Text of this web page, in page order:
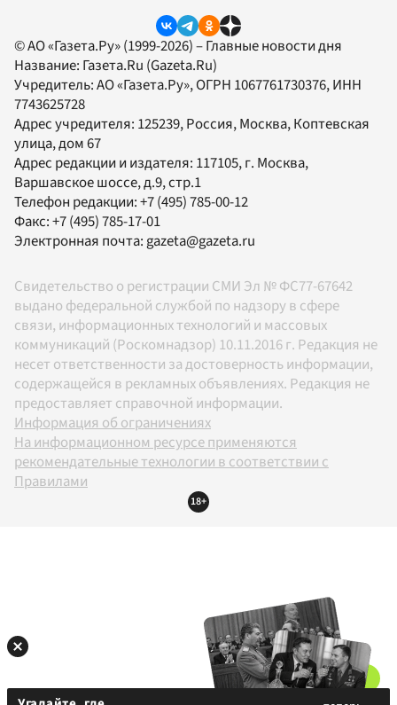
© АО «Газета.Ру» (1999-2026) – Главные новости дня
Название: Газета.Ru (Gazeta.Ru)
Учредитель:АО «Газета.Ру», ОГРН 1067761730376, ИНН
7743625728
Адрес учредителя: 125239, Россия, Москва, Коптевская
улица, дом 67
Адрес редакции и издателя: 117105, г. Москва,
Варшавское шоссе, д.9, стр.1
Телефон редакции:+7 (495) 785-00-12
Факс:+7 (495) 785-17-01
Электронная почта:gazeta@gazeta.ru
Свидетельство о регистрации СМИ Эл № ФС77-67642
выдано федеральной службой по надзору в сфере
связи, информационных технологий и массовых
коммуникаций (Роскомнадзор) 10.11.2016 г. Редакция не
несет ответственности за достоверность информации,
содержащейся в рекламных объявлениях. Редакция не
предоставляет справочной информации.
Информация об ограничениях
На информационном ресурсе применяются
рекомендательные технологии в соответствии с
Правилами
18+